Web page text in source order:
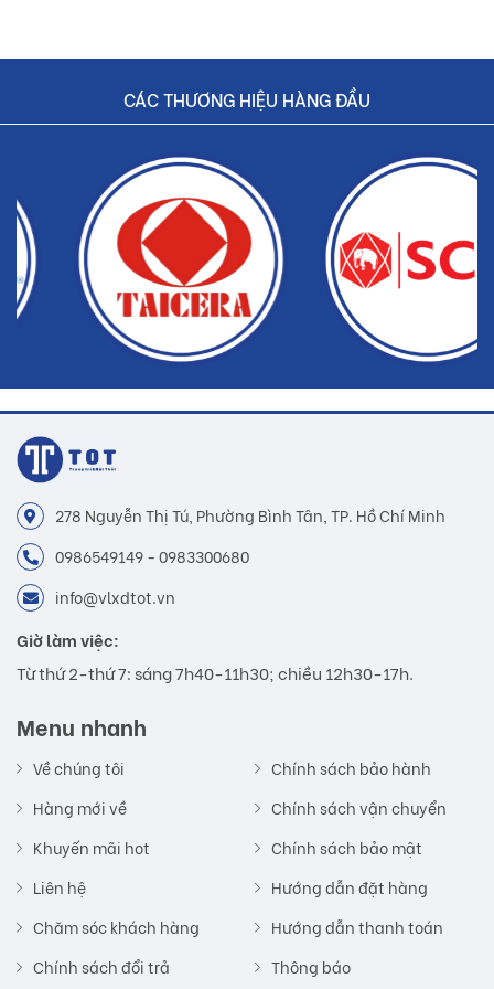
CÁC THƯƠNG HIỆU HÀNG ĐẦU
278 Nguyễn Thị Tú, Phường Bình Tân, TP. Hồ Chí Minh
0986549149 - 0983300680
info@vlxdtot.vn
Giờ làm việc:
Từ thứ 2-thứ 7: sáng 7h40-11h30; chiều 12h30-17h.
Menu nhanh
Về chúng tôi
Hàng mới về
Khuyến mãi hot
Liên hệ
Chăm sóc khách hàng
Chính sách đổi trả
Chính sách bảo hành
Chính sách vận chuyển
Chính sách bảo mật
Hướng dẫn đặt hàng
Hướng dẫn thanh toán
Thông báo